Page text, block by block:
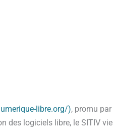
libre.org/), promu par
logiciels libre, le SITIV